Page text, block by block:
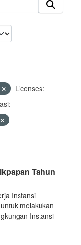
Licenses:
Tahun
Instansi
melakukan
Instansi